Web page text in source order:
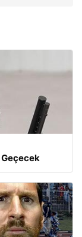
Geçecek